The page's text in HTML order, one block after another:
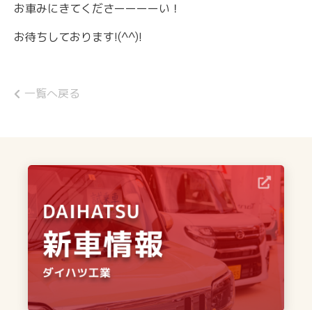
お車みにきてくださーーーーい！
お待ちしております!(^^)!
一覧へ戻る